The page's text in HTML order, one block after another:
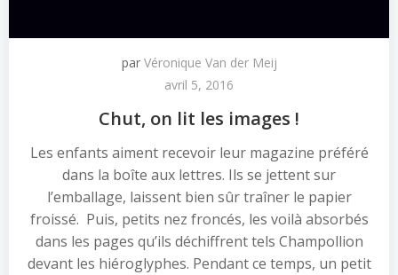
par Véronique Van der Meij
avril 5, 2016
Chut, on lit les images !
Les enfants aiment recevoir leur magazine préféré
dans la boîte aux lettres. Ils se jettent sur
l’emballage, laissent bien sûr traîner le papier
froissé. Puis, petits nez froncés, les voilà absorbés
dans les pages qu’ils déchiffrent tels Champollion
devant les hiéroglyphes. Pendant ce temps, un petit